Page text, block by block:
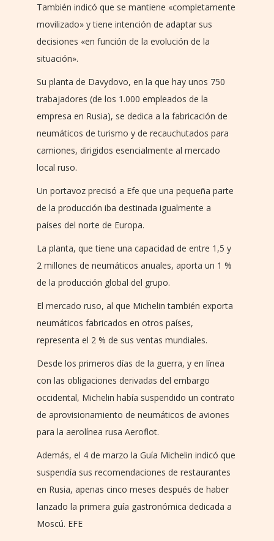
También indicó que se mantiene «completamente
movilizado» y tiene intención de adaptar sus
decisiones «en función de la evolución de la
situación».
Su planta de Davydovo, en la que hay unos 750
trabajadores (de los 1.000 empleados de la
empresa en Rusia), se dedica a la fabricación de
neumáticos de turismo y de recauchutados para
camiones, dirigidos esencialmente al mercado
local ruso.
Un portavoz precisó a Efe que una pequeña parte
de la producción iba destinada igualmente a
países del norte de Europa.
La planta, que tiene una capacidad de entre 1,5 y
2 millones de neumáticos anuales, aporta un 1 %
de la producción global del grupo.
El mercado ruso, al que Michelin también exporta
neumáticos fabricados en otros países,
representa el 2 % de sus ventas mundiales.
Desde los primeros días de la guerra, y en línea
con las obligaciones derivadas del embargo
occidental, Michelin había suspendido un contrato
de aprovisionamiento de neumáticos de aviones
para la aerolínea rusa Aeroflot.
Además, el 4 de marzo la Guía Michelin indicó que
suspendía sus recomendaciones de restaurantes
en Rusia, apenas cinco meses después de haber
lanzado la primera guía gastronómica dedicada a
Moscú. EFE